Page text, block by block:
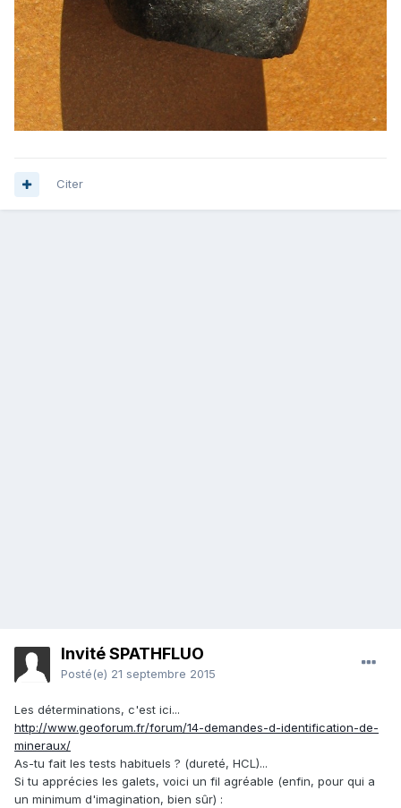
Citer
Invité SPATHFLUO
Posté(e) 21 septembre 2015
Les déterminations, c'est ici...
http://www.geoforum.fr/forum/14-demandes-d-identification-de-
mineraux/
As-tu fait les tests habituels ? (dureté, HCL)...
Si tu apprécies les galets, voici un fil agréable (enfin, pour qui a
un minimum d'imagination, bien sûr) :